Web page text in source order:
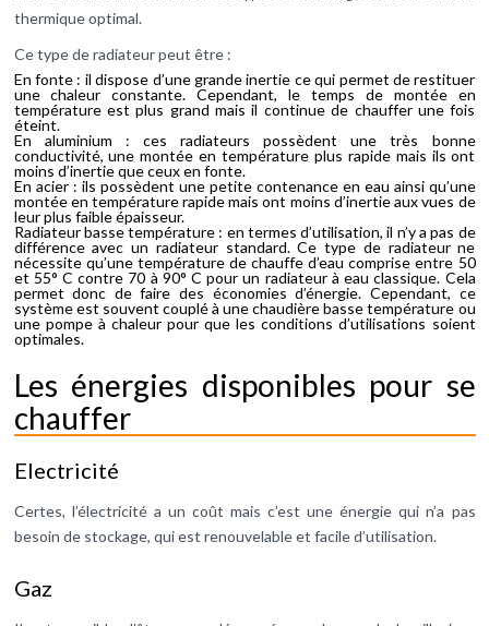
thermique optimal.
Ce type de radiateur peut être :
En fonte : il dispose d’une grande inertie ce qui permet de restituer
une chaleur constante. Cependant, le temps de montée en
température est plus grand mais il continue de chauffer une fois
éteint.
En aluminium : ces radiateurs possèdent une très bonne
conductivité, une montée en température plus rapide mais ils ont
moins d’inertie que ceux en fonte.
En acier : ils possèdent une petite contenance en eau ainsi qu’une
montée en température rapide mais ont moins d’inertie aux vues de
leur plus faible épaisseur.
Radiateur basse température : en termes d’utilisation, il n’y a pas de
différence avec un radiateur standard. Ce type de radiateur ne
nécessite qu’une température de chauffe d’eau comprise entre 50
et 55° C contre 70 à 90° C pour un radiateur à eau classique. Cela
permet donc de faire des économies d’énergie. Cependant, ce
système est souvent couplé à une chaudière basse température ou
une pompe à chaleur pour que les conditions d’utilisations soient
optimales.
Les énergies disponibles pour se
chauffer
Electricité
Certes, l’électricité a un coût mais c’est une énergie qui n’a pas
besoin de stockage, qui est renouvelable et facile d’utilisation.
Gaz